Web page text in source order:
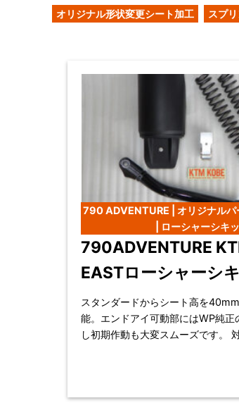
オリジナル形状変更シート加工 スプ
790 ADVENTURE | オリジナルパ
| ローシャーシキ
790ADVENTURE
EASTローシャーシ
スタンダードからシート高を
能。エンドアイ可動部にはWP純正
し初期作動も大変スムーズです。 対応車種：790ADV